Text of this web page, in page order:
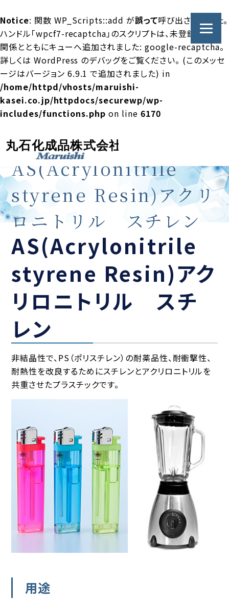
Notice: 関数 WP_Scripts::add が誤って呼び出されました。
ハンドル「wpcf7-recaptcha」のスクリプトは、未登録の依存
関係とともにキューへ追加されました: google-recaptcha。
詳しくは WordPress のデバッグをご覧ください。 (このメッセ
ージはバージョン 6.9.1 で追加されました) in
/home/httpd/vhosts/maruishi-
kasei.co.jp/httpdocs/securewp/wp-
includes/functions.php on line 6170
AS(Acrylonitrile
styrene Resin)アクリ
ロニトリル スチレン
AS(Acrylonitrile
styrene Resin)アク
リロニトリル スチ
レン
非結晶性で、PS（ポリスチレン）の耐薬品性、耐衝撃性、
耐熱性を改良するためにスチレンとアクリロニトリルを
共重させたプラスチックです。
用途